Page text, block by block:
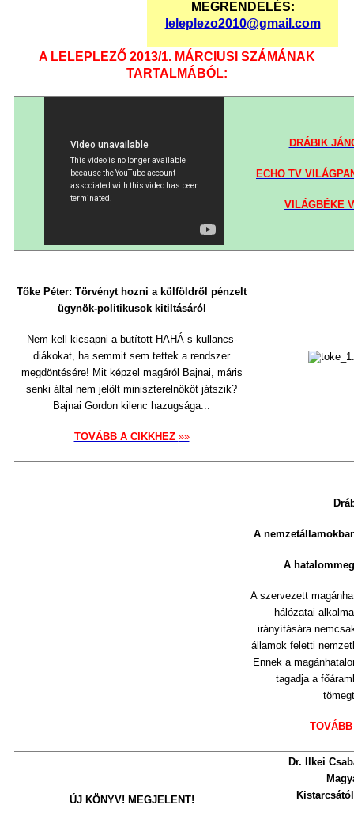
MEGRENDELÉS:
leleplezo2010@gmail.com
A LELEPLEZŐ 2013/1. MÁRCIUSI SZÁMÁNAK
TARTALMÁBÓL:
DRÁBIK
ECHO TV
VILÁGBÉKE
Tőke Péter: Törvényt hozni a külföldrő l pénzelt
ügynök-politikusok kitiltásáról
Nem kell kicsapni a butított HAHÁ-s kullancs-
diákokat, ha semmit sem tettek a rendszer
megdöntésére! Mit képzel magáról Bajnai, máris
senki által nem jelölt miniszterelnököt játszik?
Bajnai Gordon kilenc hazugsága...
TOVÁBB A CIKKHEZ »»
A
A
A szervezett
hálózatai
irányítására
államok feletti
Ennek a
tagadja a
ÚJ KÖNYV! MEGJELENT!
Dr. Ilkei